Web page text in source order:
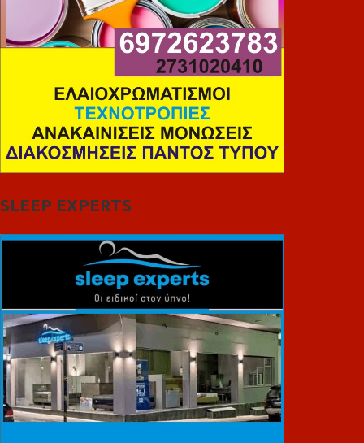
SLEEP EXPERTS